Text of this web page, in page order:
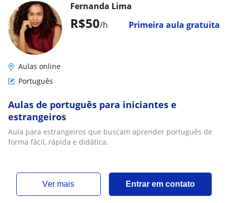
R$50/h Primeira aula gratuita
Fernanda Lima
Aulas online
Português
Aulas de português para iniciantes e
estrangeiros
Aula para estrangeiros que buscam aprender português de
forma fácil, rápida e didática.
ver mais Entrar em contato